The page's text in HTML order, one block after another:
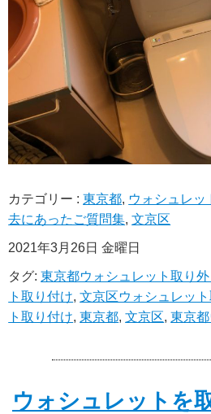
カテゴリー :東京都, ウォシュレッ
去にあったご質問集,文京区
2021年3月26日 金曜日
タグ:東京都ウォシュレット取り外
ト取り付け,文京区ウォシュレッ
ト取り付け,東京都,文京区,東京
ウォシュレットを